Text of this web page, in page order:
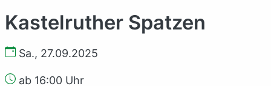
Kastelruther Spatzen
Sa., 27.09.2025
ab 16:00 Uhr